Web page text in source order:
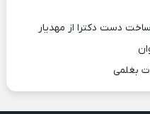
دست دکترا از مهدیار
بغلمی